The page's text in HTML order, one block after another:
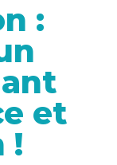
:
et
!